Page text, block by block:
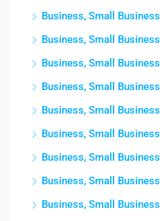
Business, Small Business
Business, Small Business
Business, Small Business
Business, Small Business
Business, Small Business
Business, Small Business
Business, Small Business
Business, Small Business
Business, Small Business